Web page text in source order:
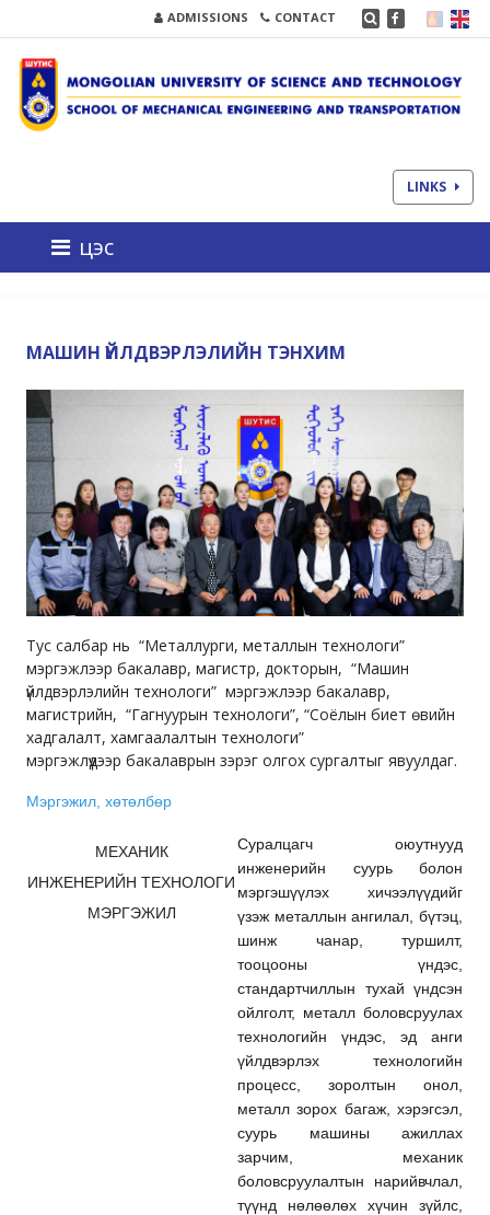
ADMISSIONS CONTACT
LINKS
цэс
МАШИН ҮЙЛДВЭРЛЭЛИЙН ТЭНХИМ
Тус салбар нь “Металлурги, металлын технологи”
мэргэжлээр бакалавр, магистр, докторын, “Машин
үйлдвэрлэлийн технологи” мэргэжлээр бакалавр,
магистрийн, “Гагнуурын технологи”, “Соёлын биет өвийн
хадгалалт, хамгаалалтын технологи”
мэргэжлүүдээр бакалаврын зэрэг олгох сургалтыг явуулдаг.
Мэргэжил, хөтөлбөр
МЕХАНИК
ИНЖЕНЕРИЙН ТЕХНОЛОГИ
МЭРГЭЖИЛ
Суралцагч оюутнууд
инженерийн суурь болон
мэргэшүүлэх хичээлүүдийг
үзэж металлын ангилал, бүтэц,
шинж чанар, туршилт,
тооцооны үндэс,
стандартчиллын тухай үндсэн
ойлголт, металл боловсруулах
технологийн үндэс, эд анги
үйлдвэрлэх технологийн
процесс, зоролтын онол,
металл зорох багаж, хэрэгсэл,
суурь машины ажиллах
зарчим, механик
боловсруулалтын нарийвчлал,
түүнд нөлөөлөх хүчин зүйлс,